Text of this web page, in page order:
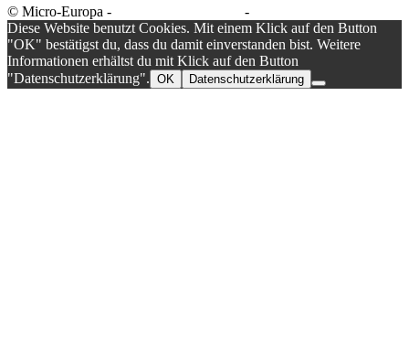
© Micro-Europa -
-
Diese Website benutzt Cookies. Mit einem Klick auf den Button
"OK" bestätigst du, dass du damit einverstanden bist. Weitere
Informationen erhältst du mit Klick auf den Button
"Datenschutzerklärung". OK Datenschutzerklärung